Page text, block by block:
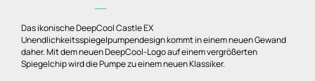
Das ikonische DeepCool Castle EX
Unendlichkeitsspiegelpumpendesign kommt in einem neuen Gewand
daher. Mit dem neuen DeepCool-Logo auf einem vergrößerten
Spiegelchip wird die Pumpe zu einem neuen Klassiker.